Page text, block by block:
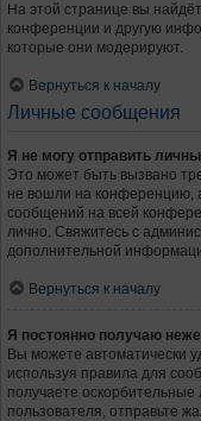
На этой странице вы
конференции и другую
которые они модерируют.
Вернуться к началу
Личные сообщения
Я не могу отправить
Это может быть вызвано
не вошли на конференцию,
сообщений на всей
лично. Свяжитесь с
дополнительной
Вернуться к началу
Я постоянно получаю
Вы можете автоматически
используя правила для
получаете
пользователя, отправьте